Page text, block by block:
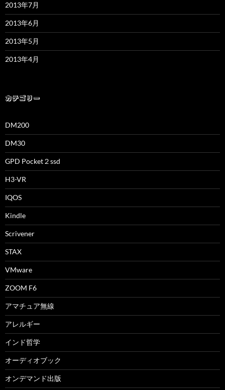
2013年7月
2013年6月
2013年5月
2013年4月
カテゴリー
DM200
DM30
GPD Pocket２ssd
H3-VR
IQOS
Kindle
Scrivener
STAX
VMware
ZOOM F6
アマチュア無線
アレルギー
インド哲学
オーディオブック
オンデマンド出版